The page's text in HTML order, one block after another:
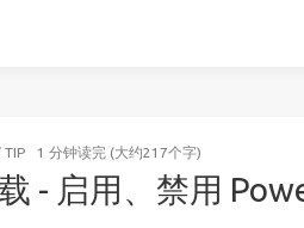
TIP 1 分钟读完 (大约217个字)
- 启用、禁用